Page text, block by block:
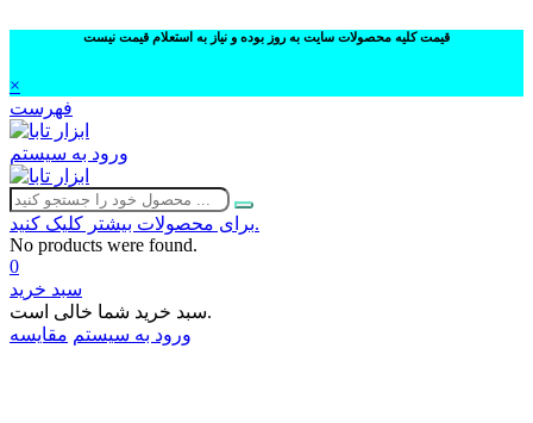
قیمت کلیه محصولات سایت به روز بوده و نیاز به استعلام قیمت نیست
×
فهرست
ورود به سیستم
برای محصولات بیشتر کلیک کنید.
No products were found.
0
سبد خرید
سبد خرید شما خالی است.
ورود به سیستم مقایسه